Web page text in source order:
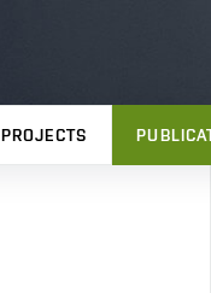
PROJECTS